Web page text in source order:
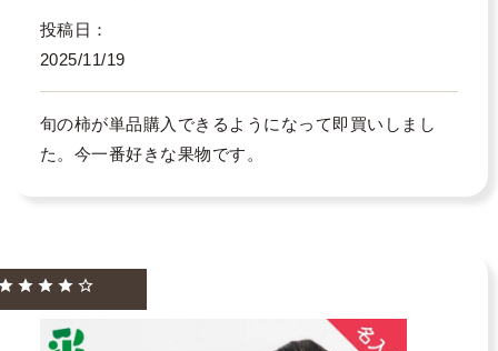
投稿日
2025/11/19
旬の柿が単品購入できるようになって即買いしまし
た。今一番好きな果物です。